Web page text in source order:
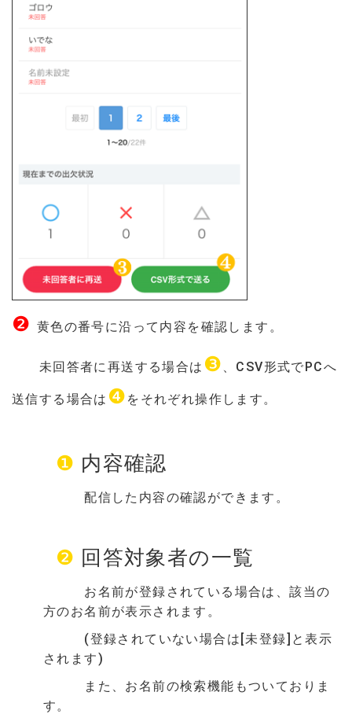
❷ 黄色の番号に沿って内容を確認します。
未回答者に再送する場合は ❸ 、CSV形式でPCへ
送信する場合は ❹ をそれぞれ操作します。
❶ 内容確認
配信した内容の確認ができます。
❷ 回答対象者の一覧
お名前が登録されている場合は、該当の
方のお名前が表示されます。
(登録されていない場合は[未登録]と表示
されます)
また、お名前の検索機能もついておりま
す。